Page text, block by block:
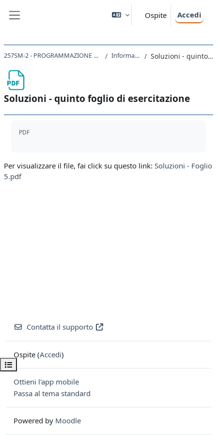
Ospite Accedi
Apri indice del corso
257SM-2 - PROGRAMMAZIONE E ARCHITETTURE DEGLI ELABORATORI - mod. B 2020 Informazioni sul corso Soluzioni - quinto foglio di esercitazione
Soluzioni - quinto foglio di esercitazione
PDF
Per visualizzare il file, fai click su questo link: Soluzioni - Foglio
5.pdf
Contatta il supporto
Ospite (Accedi)
Ottieni l'app mobile
Passa al tema standard
Powered by Moodle